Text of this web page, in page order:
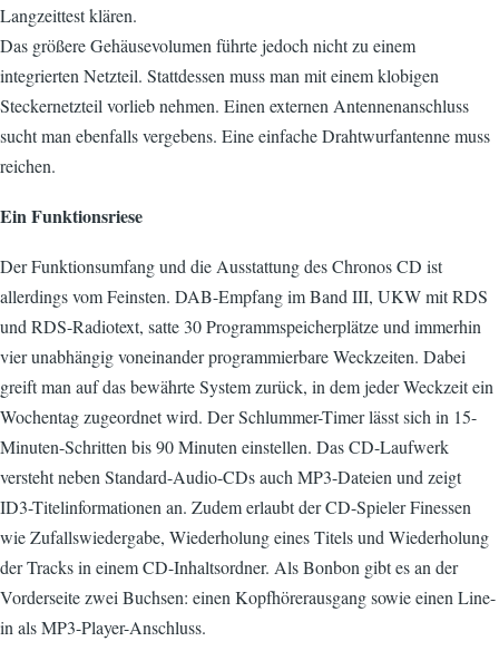
Langzeittest klären.
Das größere Gehäusevolumen führte jedoch nicht zu einem
integrierten Netzteil. Stattdessen muss man mit einem klobigen
Steckernetzteil vorlieb nehmen. Einen externen Antennenanschluss
sucht man ebenfalls vergebens. Eine einfache Drahtwurfantenne muss
reichen.
Ein Funktionsriese
Der Funktionsumfang und die Ausstattung des Chronos CD ist
allerdings vom Feinsten. DAB-Empfang im Band III, UKW mit RDS
und RDS-Radiotext, satte 30 Programmspeicherplätze und immerhin
vier unabhängig voneinander programmierbare Weckzeiten. Dabei
greift man auf das bewährte System zurück, in dem jeder Weckzeit ein
Wochentag zugeordnet wird. Der Schlummer-Timer lässt sich in 15-
Minuten-Schritten bis 90 Minuten einstellen. Das CD-Laufwerk
versteht neben Standard-Audio-CDs auch MP3-Dateien und zeigt
ID3-Titelinformationen an. Zudem erlaubt der CD-Spieler Finessen
wie Zufallswiedergabe, Wiederholung eines Titels und Wiederholung
der Tracks in einem CD-Inhaltsordner. Als Bonbon gibt es an der
Vorderseite zwei Buchsen: einen Kopfhörerausgang sowie einen Line-
in als MP3-Player-Anschluss.